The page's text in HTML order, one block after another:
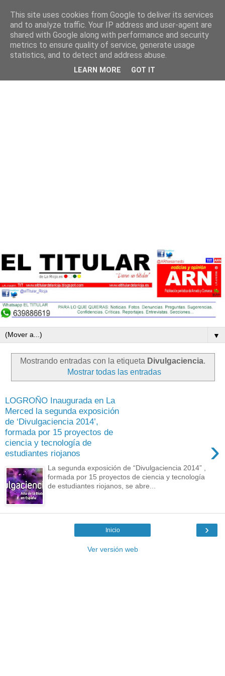
▼
Mostrando entradas con la etiqueta Divulgaciencia.
Mostrar todas las entradas
LOGROÑO Inaugurada en La
Merced la segunda exposición
de ‘Divulgaciencia 2014’,
formada por 15 proyectos de
ciencia y tecnología de
estudiantes riojanos
›
La segunda exposición de “Divulgaciencia 2014” ,
formada por 15 proyectos de ciencia y tecnología
de estudiantes riojanos, se abre...
›
Inicio
Ver versión web
This site uses cookies from Google to deliver its services
and to analyze traffic. Your IP address and user-agent are
shared with Google along with performance and security
metrics to ensure quality of service, generate usage
statistics, and to detect and address abuse.
LEARN MORE GOT IT